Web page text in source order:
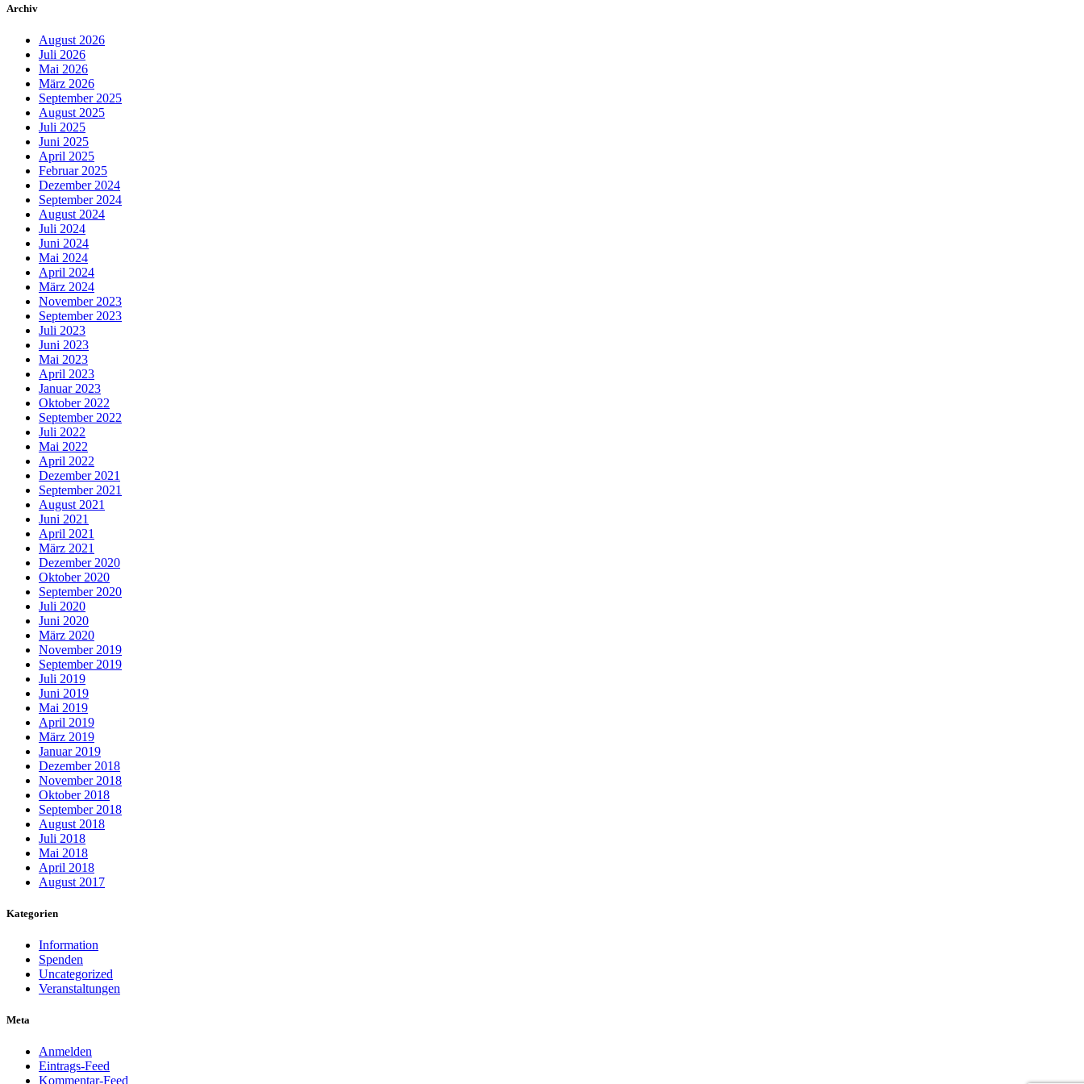
Archiv
August 2026
Juli 2026
Mai 2026
März 2026
September 2025
August 2025
Juli 2025
Juni 2025
April 2025
Februar 2025
Dezember 2024
September 2024
August 2024
Juli 2024
Juni 2024
Mai 2024
April 2024
März 2024
November 2023
September 2023
Juli 2023
Juni 2023
Mai 2023
April 2023
Januar 2023
Oktober 2022
September 2022
Juli 2022
Mai 2022
April 2022
Dezember 2021
September 2021
August 2021
Juni 2021
April 2021
März 2021
Dezember 2020
Oktober 2020
September 2020
Juli 2020
Juni 2020
März 2020
November 2019
September 2019
Juli 2019
Juni 2019
Mai 2019
April 2019
März 2019
Januar 2019
Dezember 2018
November 2018
Oktober 2018
September 2018
August 2018
Juli 2018
Mai 2018
April 2018
August 2017
Kategorien
Information
Spenden
Uncategorized
Veranstaltungen
Meta
Anmelden
Eintrags-Feed
Kommentar-Feed